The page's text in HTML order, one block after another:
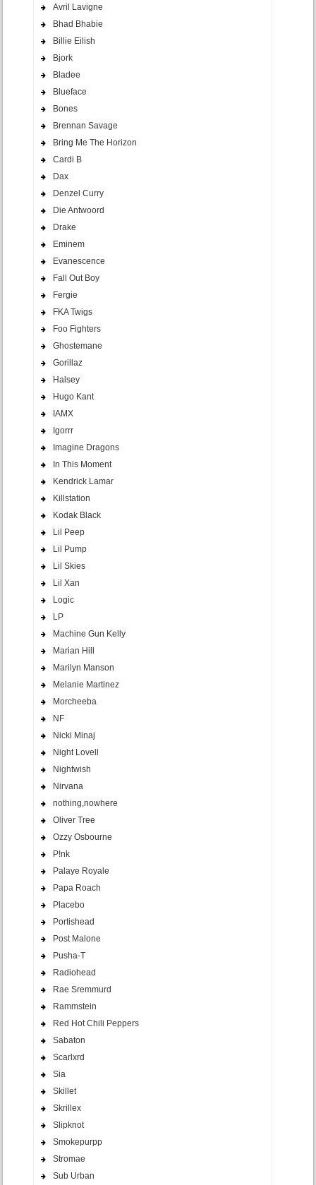
Avril Lavigne
Bhad Bhabie
Billie Eilish
Bjork
Bladee
Blueface
Bones
Brennan Savage
Bring Me The Horizon
Cardi B
Dax
Denzel Curry
Die Antwoord
Drake
Eminem
Evanescence
Fall Out Boy
Fergie
FKA Twigs
Foo Fighters
Ghostemane
Gorillaz
Halsey
Hugo Kant
IAMX
Igorrr
Imagine Dragons
In This Moment
Kendrick Lamar
Killstation
Kodak Black
Lil Peep
Lil Pump
Lil Skies
Lil Xan
Logic
LP
Machine Gun Kelly
Marian Hill
Marilyn Manson
Melanie Martinez
Morcheeba
NF
Nicki Minaj
Night Lovell
Nightwish
Nirvana
nothing,nowhere
Oliver Tree
Ozzy Osbourne
P!nk
Palaye Royale
Papa Roach
Placebo
Portishead
Post Malone
Pusha-T
Radiohead
Rae Sremmurd
Rammstein
Red Hot Chili Peppers
Sabaton
Scarlxrd
Sia
Skillet
Skrillex
Slipknot
Smokepurpp
Stromae
Sub Urban